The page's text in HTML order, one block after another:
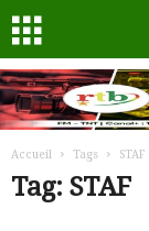
Accueil Tags STAF
Tag: STAF